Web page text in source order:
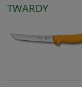
TWARDY